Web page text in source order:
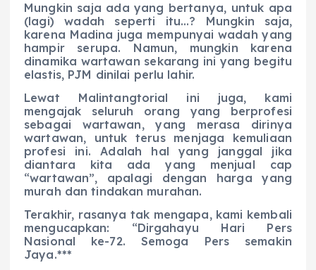
Mungkin saja ada yang bertanya, untuk apa
(lagi) wadah seperti itu…? Mungkin saja,
karena Madina juga mempunyai wadah yang
hampir serupa. Namun, mungkin karena
dinamika wartawan sekarang ini yang begitu
elastis, PJM dinilai perlu lahir.
Lewat Malintangtorial ini juga, kami
mengajak seluruh orang yang berprofesi
sebagai wartawan, yang merasa dirinya
wartawan, untuk terus menjaga kemuliaan
profesi ini. Adalah hal yang janggal jika
diantara kita ada yang menjual cap
“wartawan”, apalagi dengan harga yang
murah dan tindakan murahan.
Terakhir, rasanya tak mengapa, kami kembali
mengucapkan: “Dirgahayu Hari Pers
Nasional ke-72. Semoga Pers semakin
Jaya.***